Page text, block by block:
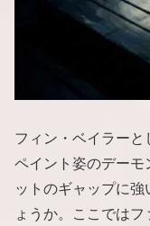
フィン・ベイラー
ペイント姿のデーモ
ットのギャップに
ょうか。ここでは